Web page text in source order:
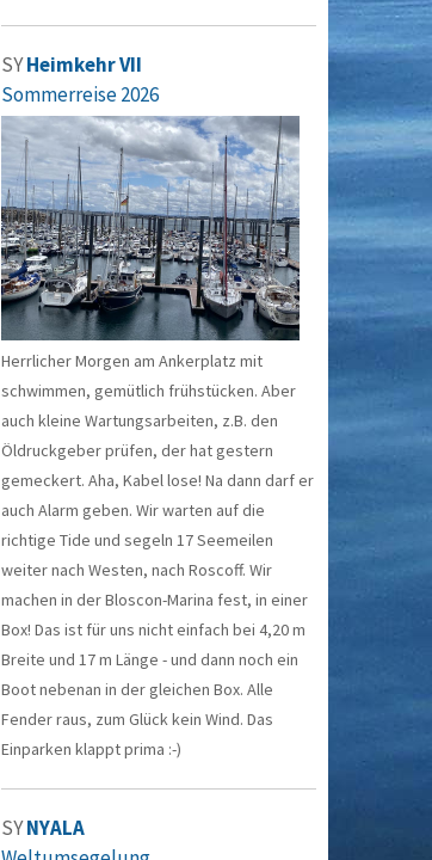
SYHeimkehr VII
Sommerreise 2026
Herrlicher Morgen am Ankerplatz mit
schwimmen, gemütlich frühstücken. Aber
auch kleine Wartungsarbeiten, z.B. den
Öldruckgeber prüfen, der hat gestern
gemeckert. Aha, Kabel lose! Na dann darf er
auch Alarm geben. Wir warten auf die
richtige Tide und segeln 17 Seemeilen
weiter nach Westen, nach Roscoff. Wir
machen in der Bloscon-Marina fest, in einer
Box! Das ist für uns nicht einfach bei 4,20 m
Breite und 17 m Länge - und dann noch ein
Boot nebenan in der gleichen Box. Alle
Fender raus, zum Glück kein Wind. Das
Einparken klappt prima :-)
SYNYALA